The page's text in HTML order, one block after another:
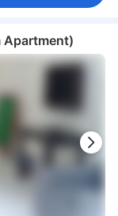
Apartment)